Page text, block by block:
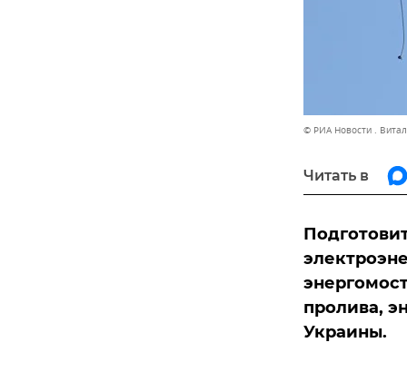
© РИА Новости .
Читать в
пролива,
Украины.